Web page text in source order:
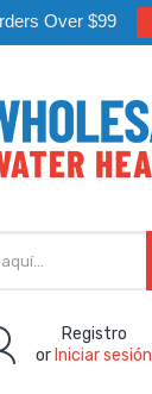
Over $99
Registro
or Iniciar sesión